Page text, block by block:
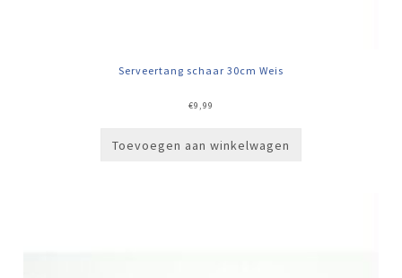
Serveertang schaar 30cm Weis
€9,99
Toevoegen aan winkelwagen